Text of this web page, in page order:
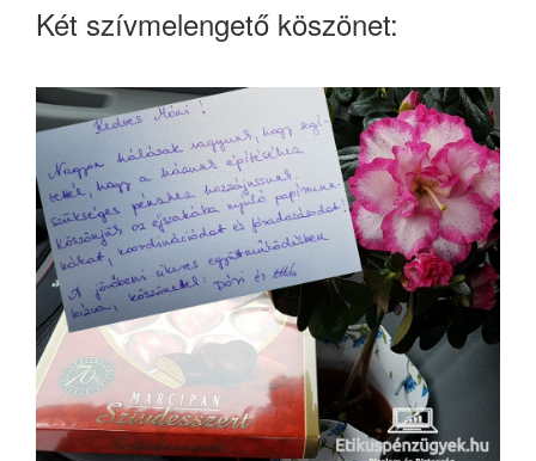
Két szívmelengető köszönet: